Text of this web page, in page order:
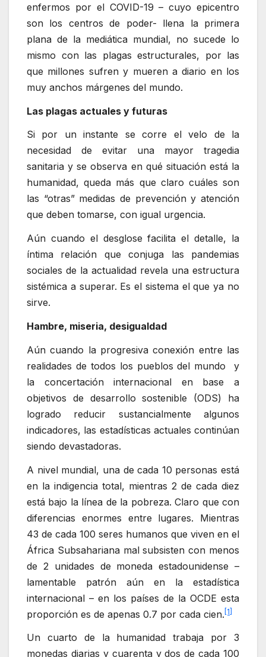
enfermos por el COVID-19 – cuyo epicentro
son los centros de poder- llena la primera
plana de la mediática mundial, no sucede lo
mismo con las plagas estructurales, por las
que millones sufren y mueren a diario en los
muy anchos márgenes del mundo.
Las plagas actuales y futuras
Si por un instante se corre el velo de la
necesidad de evitar una mayor tragedia
sanitaria y se observa en qué situación está la
humanidad, queda más que claro cuáles son
las “otras” medidas de prevención y atención
que deben tomarse, con igual urgencia.
Aún cuando el desglose facilita el detalle, la
íntima relación que conjuga las pandemias
sociales de la actualidad revela una estructura
sistémica a superar. Es el sistema el que ya no
sirve.
Hambre, miseria, desigualdad
Aún cuando la progresiva conexión entre las
realidades de todos los pueblos del mundo y
la concertación internacional en base a
objetivos de desarrollo sostenible (ODS) ha
logrado reducir sustancialmente algunos
indicadores, las estadísticas actuales continúan
siendo devastadoras.
A nivel mundial, una de cada 10 personas está
en la indigencia total, mientras 2 de cada diez
está bajo la línea de la pobreza. Claro que con
diferencias enormes entre lugares. Mientras
43 de cada 100 seres humanos que viven en el
África Subsahariana mal subsisten con menos
de 2 unidades de moneda estadounidense –
lamentable patrón aún en la estadística
internacional – en los países de la OCDE esta
proporción es de apenas 0.7 por cada cien. [1]
Un cuarto de la humanidad trabaja por 3
monedas diarias y cuarenta y dos de cada 100